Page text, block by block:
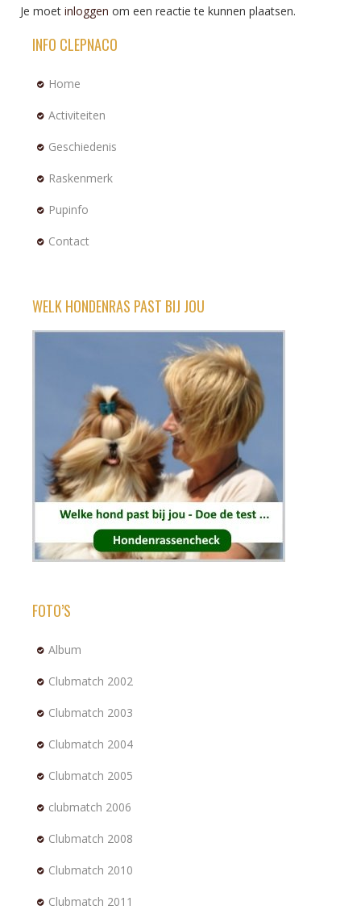
Je moet inloggen om een reactie te kunnen plaatsen.
INFO CLEPNACO
Home
Activiteiten
Geschiedenis
Raskenmerk
Pupinfo
Contact
WELK HONDENRAS PAST BIJ JOU
FOTO’S
Album
Clubmatch 2002
Clubmatch 2003
Clubmatch 2004
Clubmatch 2005
clubmatch 2006
Clubmatch 2008
Clubmatch 2010
Clubmatch 2011